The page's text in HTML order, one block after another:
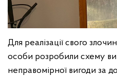
Для реалізації свого
особи розробили схему
неправомірної вигоди за